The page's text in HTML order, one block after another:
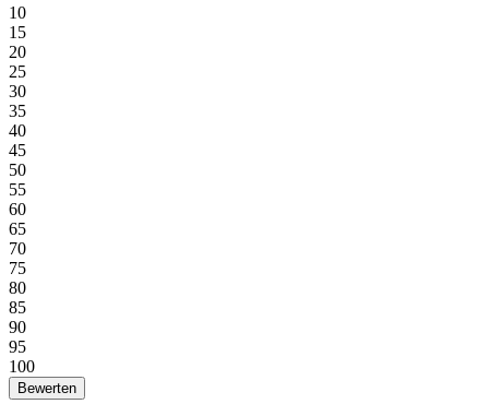
10
15
20
25
30
35
40
45
50
55
60
65
70
75
80
85
90
95
100